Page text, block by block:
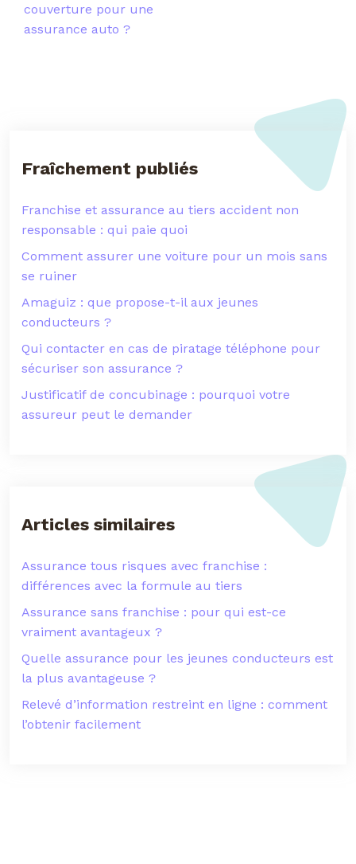
couverture pour une
assurance auto ?
Fraîchement publiés
Franchise et assurance au tiers accident non
responsable : qui paie quoi
Comment assurer une voiture pour un mois sans
se ruiner
Amaguiz : que propose-t-il aux jeunes
conducteurs ?
Qui contacter en cas de piratage téléphone pour
sécuriser son assurance ?
Justificatif de concubinage : pourquoi votre
assureur peut le demander
Articles similaires
Assurance tous risques avec franchise :
différences avec la formule au tiers
Assurance sans franchise : pour qui est-ce
vraiment avantageux ?
Quelle assurance pour les jeunes conducteurs est
la plus avantageuse ?
Relevé d’information restreint en ligne : comment
l’obtenir facilement